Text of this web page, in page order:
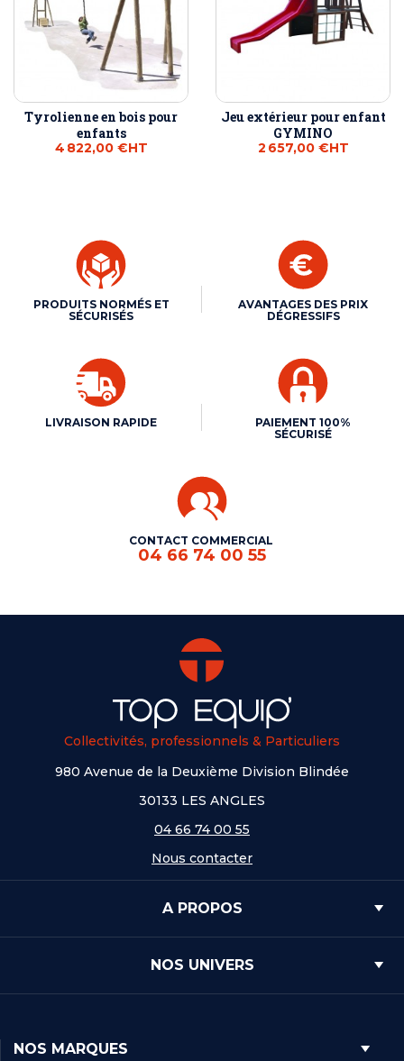
Tyrolienne en bois pour
enfants
4 822,00 €HT
Jeu extérieur pour enfant
GYMINO
2 657,00 €HT
PRODUITS NORMÉS ET
SÉCURISÉS
AVANTAGES DES PRIX
DÉGRESSIFS
LIVRAISON RAPIDE
PAIEMENT 100%
SÉCURISÉ
CONTACT COMMERCIAL
04 66 74 00 55
Collectivités, professionnels & Particuliers
980 Avenue de la Deuxième Division Blindée
30133 LES ANGLES
04 66 74 00 55
Nous contacter
A PROPOS
NOS UNIVERS
NOS MARQUES